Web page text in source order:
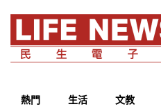
熱門 生活 文教